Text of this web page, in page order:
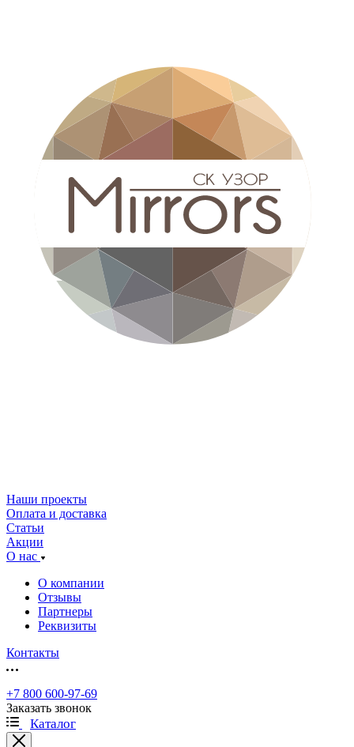
Наши проекты
Оплата и доставка
Статьи
Акции
О нас
О компании
Отзывы
Партнеры
Реквизиты
Контакты
+7 800 600-97-69
Заказать звонок
Каталог